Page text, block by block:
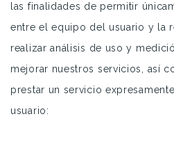
las finalidades de permitir
entre el equipo del usuario y la
realizar análisis de uso y
mejorar nuestros servicios, así
prestar un servicio
usuario: